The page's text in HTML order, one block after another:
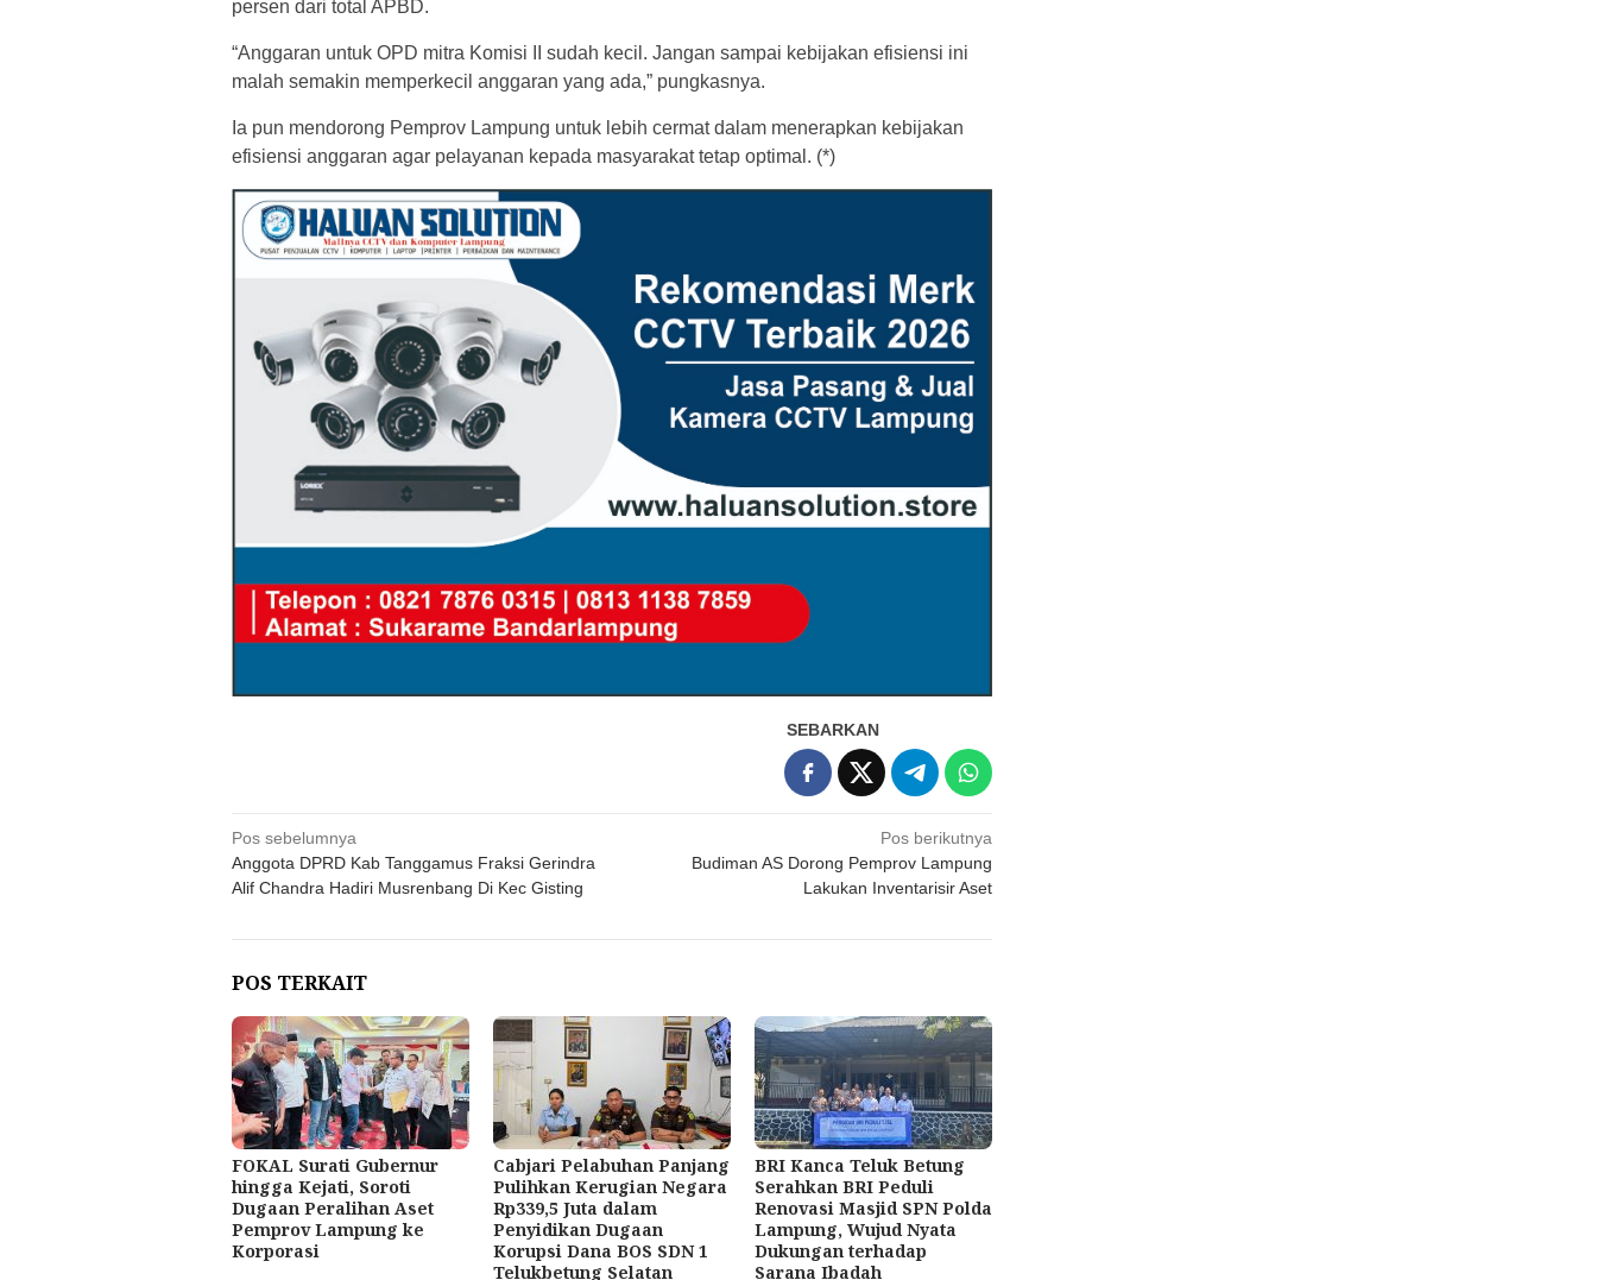
persen dari total APBD.
“Anggaran untuk OPD mitra Komisi II sudah kecil. Jangan sampai kebijakan efisiensi ini
malah semakin memperkecil anggaran yang ada,” pungkasnya.
Ia pun mendorong Pemprov Lampung untuk lebih cermat dalam menerapkan kebijakan
efisiensi anggaran agar pelayanan kepada masyarakat tetap optimal. (*)
SEBARKAN
Navigasi
pos
Pos sebelumnya
Anggota DPRD Kab Tanggamus Fraksi Gerindra
Alif Chandra Hadiri Musrenbang Di Kec Gisting
Pos berikutnya
Budiman AS Dorong Pemprov Lampung
Lakukan Inventarisir Aset
POS TERKAIT
FOKAL Surati Gubernur
hingga Kejati, Soroti
Dugaan Peralihan Aset
Pemprov Lampung ke
Korporasi
Cabjari Pelabuhan Panjang
Pulihkan Kerugian Negara
Rp339,5 Juta dalam
Penyidikan Dugaan
Korupsi Dana BOS SDN 1
Telukbetung Selatan
BRI Kanca Teluk Betung
Serahkan BRI Peduli
Renovasi Masjid SPN Polda
Lampung, Wujud Nyata
Dukungan terhadap
Sarana Ibadah